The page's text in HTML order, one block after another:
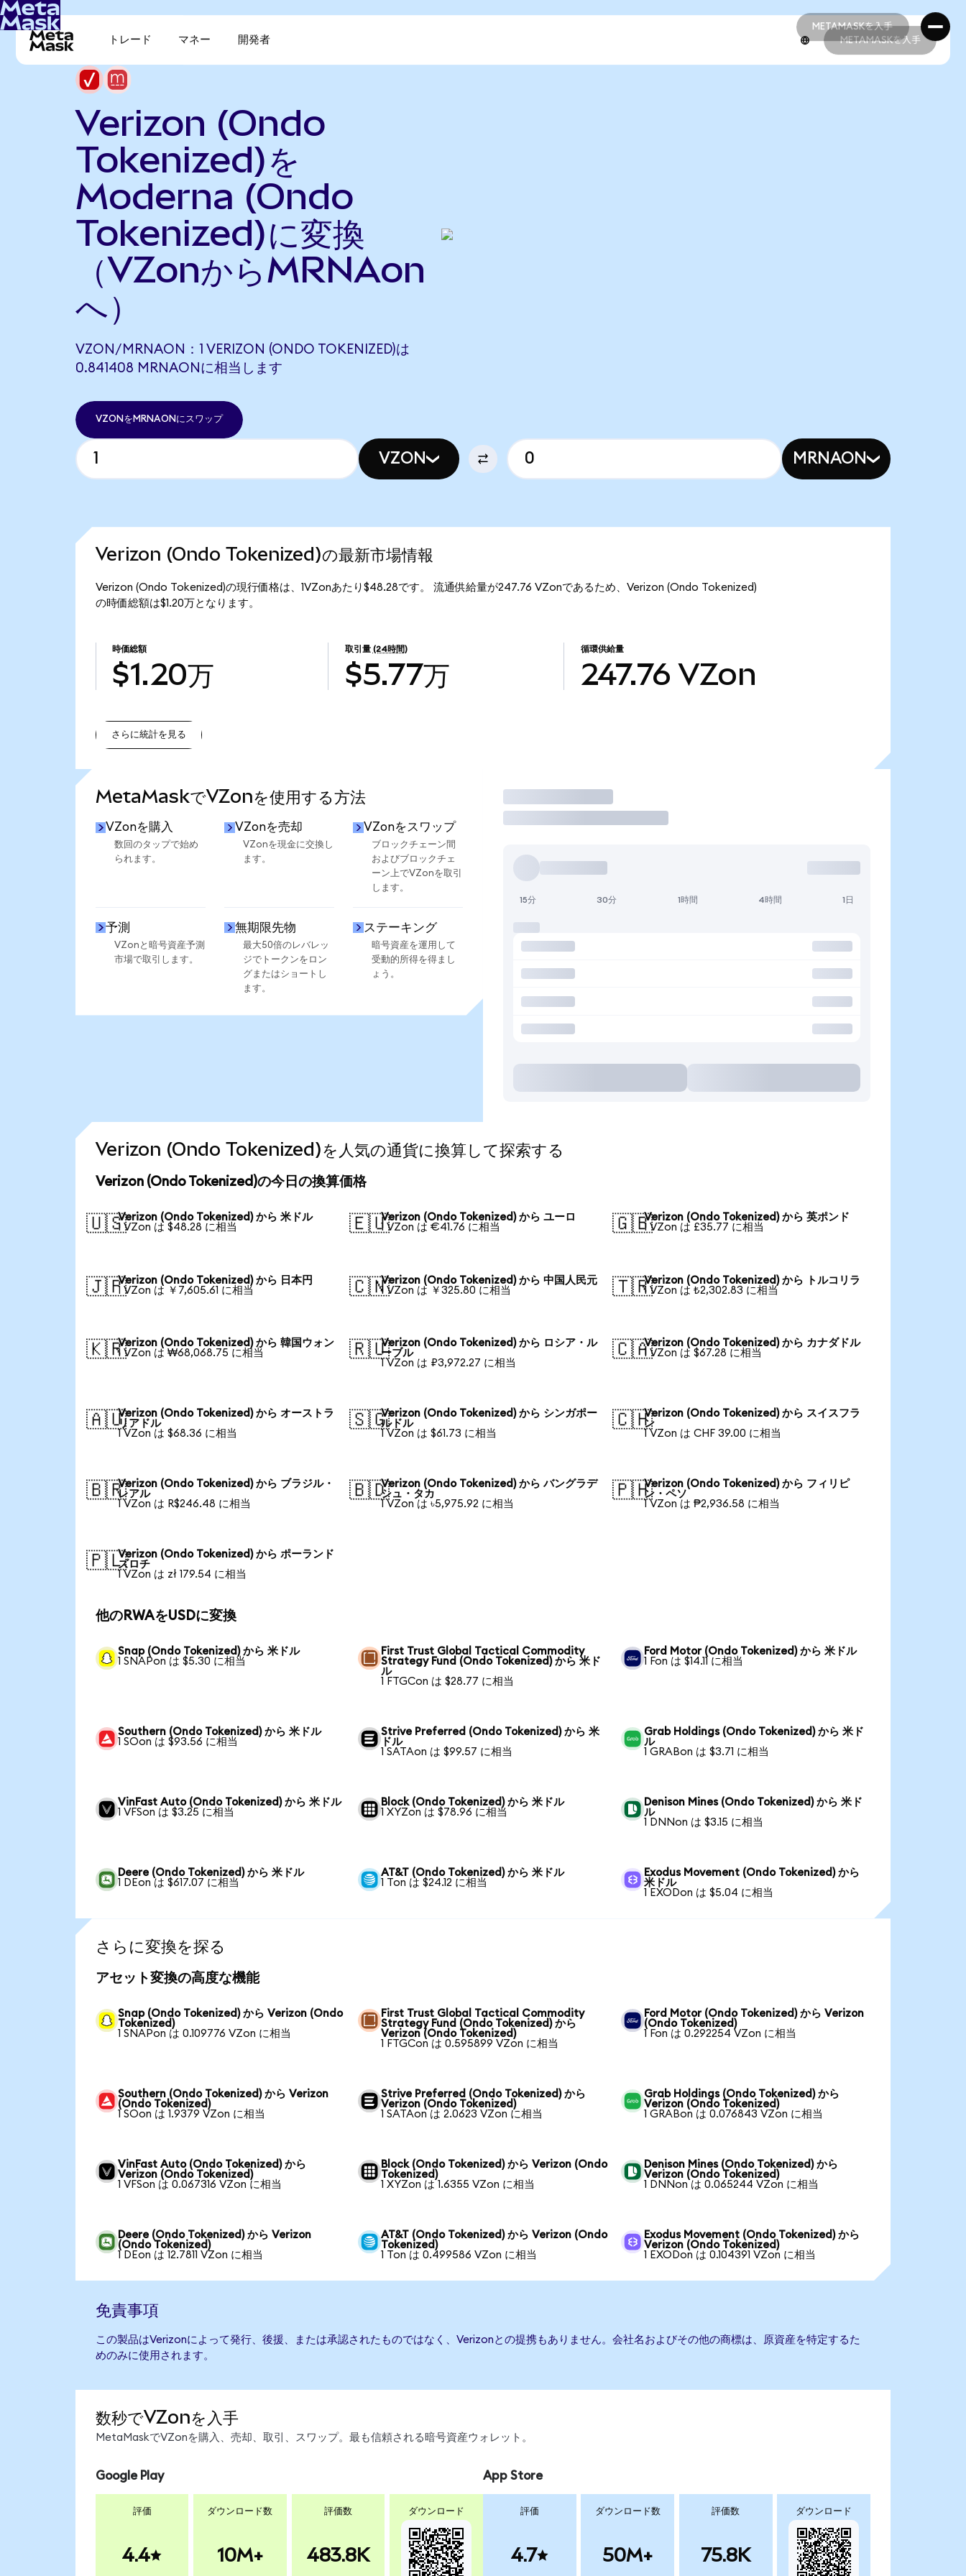
METAMASKを入手
METAMASKを入手
トレード マネー 開発者 METAMASKを入手
Verizon (Ondo
Tokenized)を
Moderna (Ondo
Tokenized)に変換
（VZonからMRNAon
へ）
VZON/MRNAON：1 VERIZON (ONDO TOKENIZED)は
0.841408 MRNAONに相当します
VZONをMRNAONにスワップ
VZON MRNAON
Verizon (Ondo Tokenized)の最新市場情報
Verizon (Ondo Tokenized)の現行価格は、1VZonあたり$48.28です。 流通供給量が247.76 VZonであるため、Verizon (Ondo Tokenized)
の時価総額は$1.20万となります。
時価総額
$1.20万
取引量 (24時間)
$5.77万
循環供給量
247.76 VZon
さらに統計を見る
MetaMaskでVZonを使用する方法
VZonを購入
数回のタップで始め
られます。
VZonを売却
VZonを現金に交換し
ます。
VZonをスワップ
ブロックチェーン間
およびブロックチェ
ーン上でVZonを取引
します。
予測
VZonと暗号資産予測
市場で取引します。
無期限先物
最大50倍のレバレッ
ジでトークンをロン
グまたはショートし
ます。
ステーキング
暗号資産を運用して
受動的所得を得まし
ょう。
取引
15分 30分 1時間 4時間 1日
Verizon (Ondo Tokenized)を人気の通貨に換算して探索する
Verizon (Ondo Tokenized)の今日の換算価格
🇺🇸Verizon (Ondo Tokenized) から 米ドル
1 VZon は $48.28 に相当
🇪🇺Verizon (Ondo Tokenized) から ユーロ
1 VZon は €41.76 に相当
🇬🇧Verizon (Ondo Tokenized) から 英ポンド
1 VZon は £35.77 に相当
🇯🇵Verizon (Ondo Tokenized) から 日本円
1 VZon は ￥7,605.61 に相当
🇨🇳Verizon (Ondo Tokenized) から 中国人民元
1 VZon は ￥325.80 に相当
🇹🇷Verizon (Ondo Tokenized) から トルコリラ
1 VZon は ₺2,302.83 に相当
🇰🇷Verizon (Ondo Tokenized) から 韓国ウォン
1 VZon は ₩68,068.75 に相当
🇷🇺Verizon (Ondo Tokenized) から ロシア・ル
ーブル
1 VZon は ₽3,972.27 に相当
🇨🇦Verizon (Ondo Tokenized) から カナダドル
1 VZon は $67.28 に相当
🇦🇺Verizon (Ondo Tokenized) から オーストラ
リアドル
1 VZon は $68.36 に相当
🇸🇬Verizon (Ondo Tokenized) から シンガポー
ルドル
1 VZon は $61.73 に相当
🇨🇭Verizon (Ondo Tokenized) から スイスフラ
ン
1 VZon は CHF 39.00 に相当
🇧🇷Verizon (Ondo Tokenized) から ブラジル・
レアル
1 VZon は R$246.48 に相当
🇧🇩Verizon (Ondo Tokenized) から バングラデ
シュ・タカ
1 VZon は ৳5,975.92 に相当
🇵🇭Verizon (Ondo Tokenized) から フィリピ
ン・ペソ
1 VZon は ₱2,936.58 に相当
🇵🇱Verizon (Ondo Tokenized) から ポーランド
ズロチ
1 VZon は zł 179.54 に相当
他のRWAをUSDに変換
Snap (Ondo Tokenized) から 米ドル
1 SNAPon は $5.30 に相当
First Trust Global Tactical Commodity
Strategy Fund (Ondo Tokenized) から 米ド
ル
1 FTGCon は $28.77 に相当
Ford Motor (Ondo Tokenized) から 米ドル
1 Fon は $14.11 に相当
Southern (Ondo Tokenized) から 米ドル
1 SOon は $93.56 に相当
Strive Preferred (Ondo Tokenized) から 米
ドル
1 SATAon は $99.57 に相当
Grab Holdings (Ondo Tokenized) から 米ド
ル
1 GRABon は $3.71 に相当
VinFast Auto (Ondo Tokenized) から 米ドル
1 VFSon は $3.25 に相当
Block (Ondo Tokenized) から 米ドル
1 XYZon は $78.96 に相当
Denison Mines (Ondo Tokenized) から 米ド
ル
1 DNNon は $3.15 に相当
Deere (Ondo Tokenized) から 米ドル
1 DEon は $617.07 に相当
AT&T (Ondo Tokenized) から 米ドル
1 Ton は $24.12 に相当
Exodus Movement (Ondo Tokenized) から
米ドル
1 EXODon は $5.04 に相当
さらに変換を探る
アセット変換の高度な機能
Snap (Ondo Tokenized) から Verizon (Ondo
Tokenized)
1 SNAPon は 0.109776 VZon に相当
First Trust Global Tactical Commodity
Strategy Fund (Ondo Tokenized) から
Verizon (Ondo Tokenized)
1 FTGCon は 0.595899 VZon に相当
Ford Motor (Ondo Tokenized) から Verizon
(Ondo Tokenized)
1 Fon は 0.292254 VZon に相当
Southern (Ondo Tokenized) から Verizon
(Ondo Tokenized)
1 SOon は 1.9379 VZon に相当
Strive Preferred (Ondo Tokenized) から
Verizon (Ondo Tokenized)
1 SATAon は 2.0623 VZon に相当
Grab Holdings (Ondo Tokenized) から
Verizon (Ondo Tokenized)
1 GRABon は 0.076843 VZon に相当
VinFast Auto (Ondo Tokenized) から
Verizon (Ondo Tokenized)
1 VFSon は 0.067316 VZon に相当
Block (Ondo Tokenized) から Verizon (Ondo
Tokenized)
1 XYZon は 1.6355 VZon に相当
Denison Mines (Ondo Tokenized) から
Verizon (Ondo Tokenized)
1 DNNon は 0.065244 VZon に相当
Deere (Ondo Tokenized) から Verizon
(Ondo Tokenized)
1 DEon は 12.7811 VZon に相当
AT&T (Ondo Tokenized) から Verizon (Ondo
Tokenized)
1 Ton は 0.499586 VZon に相当
Exodus Movement (Ondo Tokenized) から
Verizon (Ondo Tokenized)
1 EXODon は 0.104391 VZon に相当
免責事項
この製品はVerizonによって発行、後援、または承認されたものではなく、Verizonとの提携もありません。会社名およびその他の商標は、原資産を特定するた
めのみに使用されます。
数秒でVZonを入手
MetaMaskでVZonを購入、売却、取引、スワップ。最も信頼される暗号資産ウォレット。
Google Play
評価
4.4
ダウンロード数
10M+
評価数
483.8K
ダウンロード
App Store
評価
4.7
ダウンロード数
50M+
評価数
75.8K
ダウンロード